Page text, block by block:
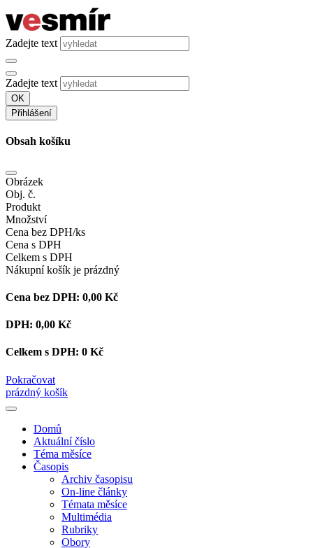
Zadejte text
Zadejte text
OK
Přihlášení
Obsah košíku
Obrázek
Obj. č.
Produkt
Množství
Cena bez DPH/ks
Cena s DPH
Celkem s DPH
Nákupní košík je prázdný
Cena bez DPH: 0,00 Kč
DPH: 0,00 Kč
Celkem s DPH: 0 Kč
Pokračovat
prázdný košík
Domů
Aktuální číslo
Téma měsíce
Časopis
Archiv časopisu
On-line články
Témata měsíce
Multimédia
Rubriky
Obory